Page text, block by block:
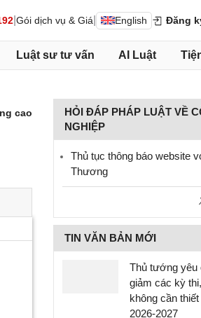
Gói dịch vụ & Giá English Đăng
Luật sư tư vấn AI Luật
cao
HỎI ĐÁP PHÁP LUẬT VỀ
NGHIỆP
Thủ tục thông báo website
Thương
TIN VĂN BẢN MỚI
Thủ tướng yêu
giảm các kỳ
không cần
2026-2027